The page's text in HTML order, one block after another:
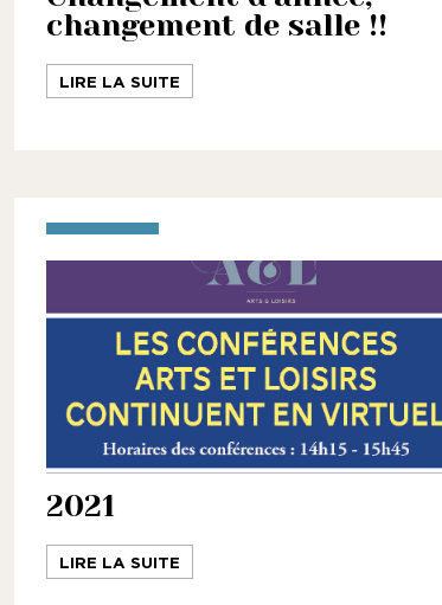
changement de salle !!
LIRE LA SUITE
2021
LIRE LA SUITE